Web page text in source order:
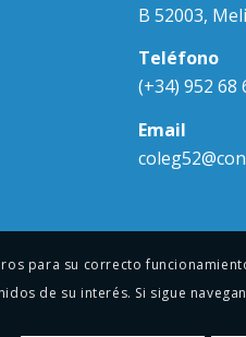
B 52003,
Teléfono
(+34) 952 68
Email
para su correcto
de su interés. Si sigue